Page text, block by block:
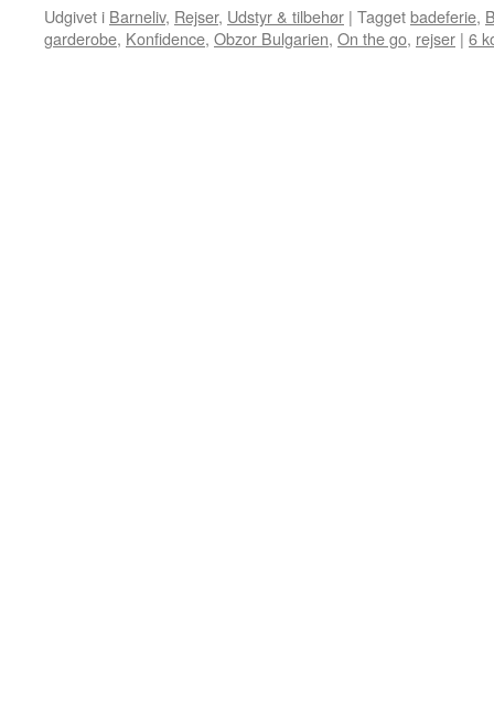
Udgivet i Barneliv, Rejser, Udstyr & tilbehør | Taggetbadeferie,
garderobe, Konfidence, Obzor Bulgarien, On the go, rejser | 6